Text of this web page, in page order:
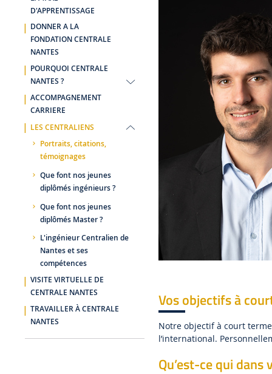
D'APPRENTISSAGE
DONNER A LA
FONDATION CENTRALE
NANTES
POURQUOI CENTRALE
NANTES ?
ACCOMPAGNEMENT
CARRIERE
LES CENTRALIENS
Portraits, citations,
témoignages
Que font nos jeunes
diplômés ingénieurs ?
Que font nos jeunes
diplômés Master ?
L'ingénieur Centralien de
Nantes et ses
compétences
VISITE VIRTUELLE DE
CENTRALE NANTES
TRAVAILLER À CENTRALE
NANTES
Vos objectifs à
Notre objectif à court
l’international.
Qu’est-ce qui